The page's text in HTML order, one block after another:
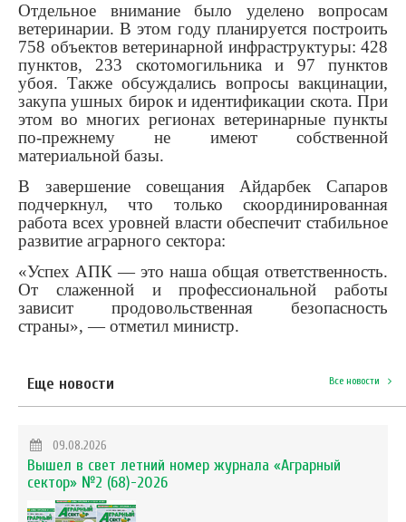
Отдельное внимание было уделено вопросам
ветеринарии. В этом году планируется построить
758 объектов ветеринарной инфраструктуры: 428
пунктов, 233 скотомогильника и 97 пунктов
убоя. Также обсуждались вопросы вакцинации,
закупа ушных бирок и идентификации скота. При
этом во многих регионах ветеринарные пункты
по-прежнему не имеют собственной
материальной базы.
В завершение совещания Айдарбек Сапаров
подчеркнул, что только скоординированная
работа всех уровней власти обеспечит стабильное
развитие аграрного сектора:
«Успех АПК — это наша общая ответственность.
От слаженной и профессиональной работы
зависит продовольственная безопасность
страны», — отметил министр.
Еще новости Все новости
09.08.2026
Вышел в свет летний номер журнала «Аграрный
сектор» №2 (68)-2026